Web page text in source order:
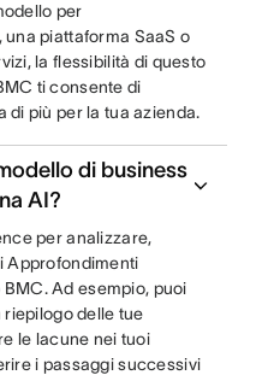
per
una piattaforma SaaS o
la flessibilità di questo
ti consente di
più per la tua azienda.
di business
AI?
per analizzare,
Approfondimenti
Ad esempio, puoi
delle tue
le lacune nei tuoi
i passaggi successivi